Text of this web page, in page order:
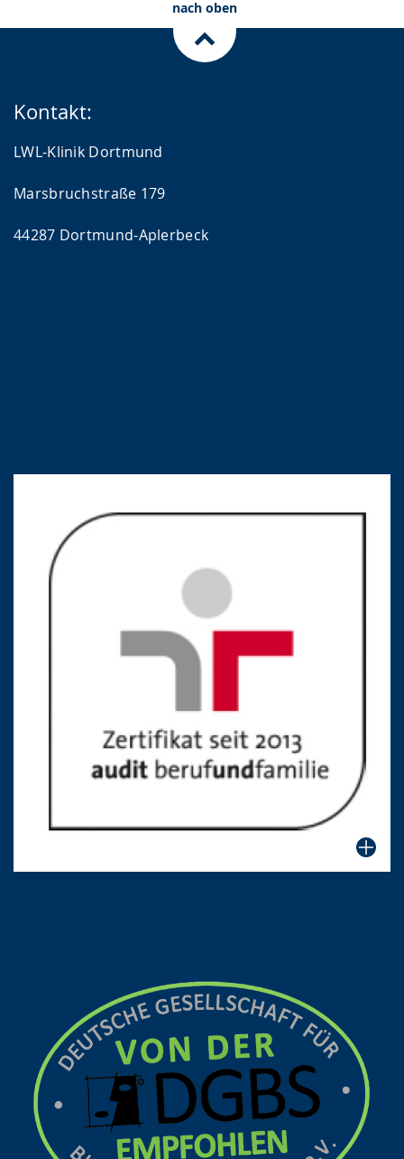
nach oben
Kontakt:
LWL-Klinik Dortmund
Marsbruchstraße 179
44287 Dortmund-Aplerbeck